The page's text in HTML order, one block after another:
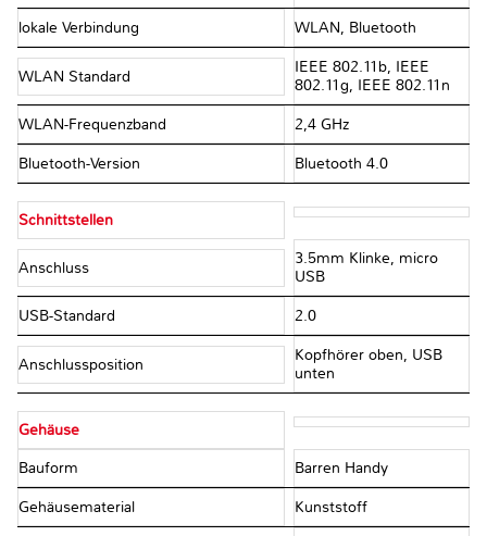
lokale Verbindung WLAN, Bluetooth
WLAN Standard
IEEE 802.11b, IEEE
802.11g, IEEE 802.11n
WLAN-Frequenzband 2,4 GHz
Bluetooth-Version Bluetooth 4.0
Schnittstellen
Anschluss
3.5mm Klinke, micro
USB
USB-Standard 2.0
Anschlussposition
Kopfhörer oben, USB
unten
Gehäuse
Bauform Barren Handy
Gehäusematerial Kunststoff